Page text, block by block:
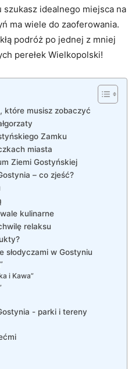
idealnego miejsca na
ma wiele do zaoferowania.
podróż po jednej z mniej
perełek ‍Wielkopolski!
które musisz zobaczyć
​Zamku
‍miasta
Ziemi Gostyńskiej
– co zjeść?
kulinarne
relaksu
słodyczami w Gostyniu
i Kawa”
‍- parki i tereny